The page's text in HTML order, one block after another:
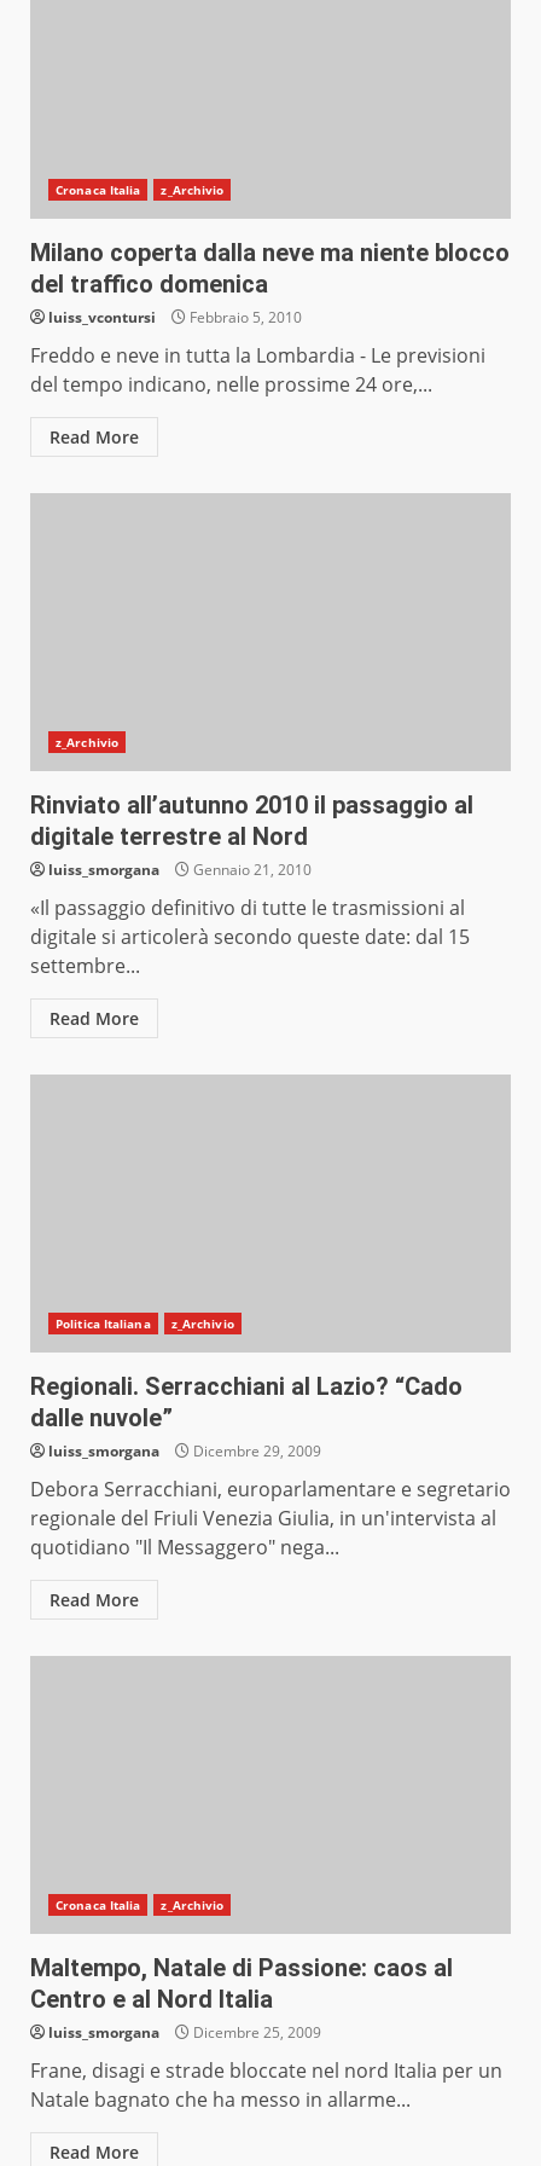
Cronaca Italia z_Archivio
Milano coperta dalla neve ma niente blocco
del traffico domenica
luiss_vcontursi Febbraio 5, 2010
Freddo e neve in tutta la Lombardia - Le previsioni
del tempo indicano, nelle prossime 24 ore,...
Read More
z_Archivio
Rinviato all’autunno 2010 il passaggio al
digitale terrestre al Nord
luiss_smorgana Gennaio 21, 2010
«Il passaggio definitivo di tutte le trasmissioni al
digitale si articolerà secondo queste date: dal 15
settembre...
Read More
Politica Italiana z_Archivio
Regionali. Serracchiani al Lazio? “Cado
dalle nuvole”
luiss_smorgana Dicembre 29, 2009
Debora Serracchiani, europarlamentare e segretario
regionale del Friuli Venezia Giulia, in un'intervista al
quotidiano "Il Messaggero" nega...
Read More
Cronaca Italia z_Archivio
Maltempo, Natale di Passione: caos al
Centro e al Nord Italia
luiss_smorgana Dicembre 25, 2009
Frane, disagi e strade bloccate nel nord Italia per un
Natale bagnato che ha messo in allarme...
Read More